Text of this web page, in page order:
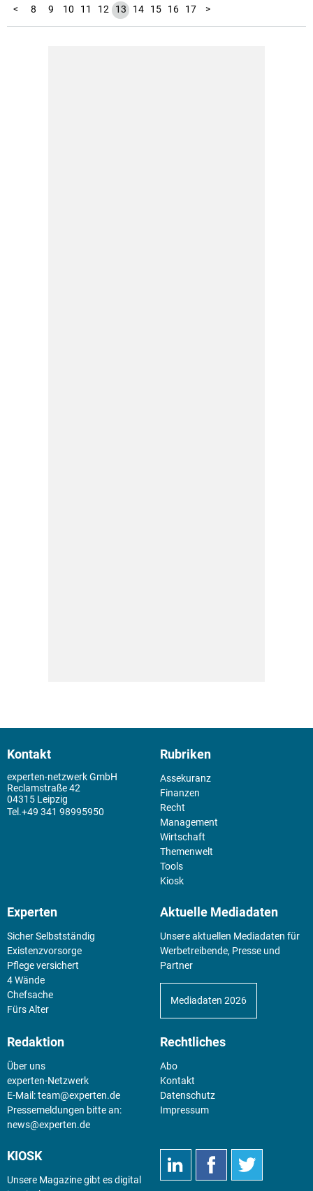
<
1
2
3
4
5
6
7 8 9 10 11 12 13 14 15 16 17 >
Kontakt
experten-netzwerk GmbH
Reclamstraße 42
04315 Leipzig
+49 341 98995950
Rubriken
Assekuranz
Finanzen
Recht
Management
Wirtschaft
Themenwelt
Tools
Kiosk
Experten
Sicher Selbstständig
Existenz­vorsorge
Pflege versichert
4 Wände
Chefsache
Fürs Alter
Aktuelle Mediadaten
Unsere aktuellen Mediadaten für
Werbetreibende, Presse und
Partner
Mediadaten 2026
Redaktion
Über uns
experten-Netzwerk
E-Mail:team@experten.de
Pressemeldungen bitte an:
news@experten.de
Rechtliches
Abo
Kontakt
Datenschutz
Impressum
KIOSK
Unsere Magazine gibt es digital